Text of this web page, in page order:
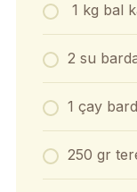
1 kg bal
2 su
1 çay
250 gr